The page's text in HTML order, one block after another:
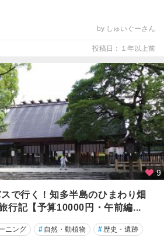
by しゅいぐーさん
投稿日：１年以上前
9
で行く！知多半島のひまわり畑
行記【予算10000円・午前編...
ニング # 自然・動植物 # 歴史・遺跡